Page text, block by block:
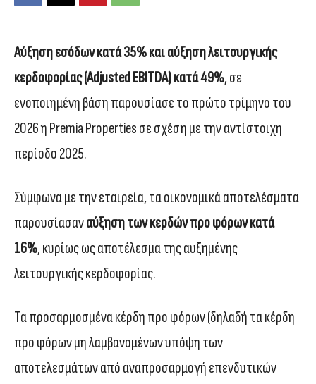
Αύξηση εσόδων κατά 35% και αύξηση λειτουργικής
κερδοφορίας (Adjusted EBITDA) κατά 49%, σε
ενοποιημένη βάση παρουσίασε το πρώτο τρίμηνο του
2026 η Premia Properties σε σχέση με την αντίστοιχη
περίοδο 2025.
Σύμφωνα με την εταιρεία, τα οικονομικά αποτελέσματα
παρουσίασαναύξηση των κερδών προ φόρων κατά
16%, κυρίως ως αποτέλεσμα της αυξημένης
λειτουργικής κερδοφορίας.
Τα προσαρμοσμένα κέρδη προ φόρων (δηλαδή τα κέρδη
προ φόρων μη λαμβανομένων υπόψη των
αποτελεσμάτων από αναπροσαρμογή επενδυτικών